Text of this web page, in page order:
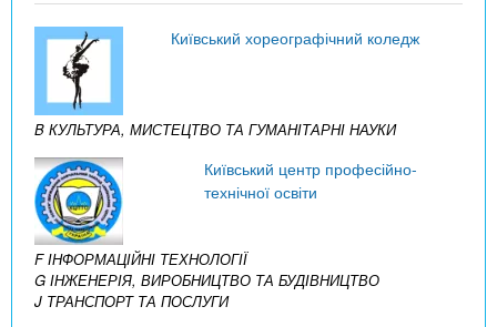
Київський хореографічний коледж
B КУЛЬТУРА, МИСТЕЦТВО ТА ГУМАНІТАРНІ НАУКИ
Київський центр професійно-
технічної освіти
F ІНФОРМАЦІЙНІ ТЕХНОЛОГІЇ
G ІНЖЕНЕРІЯ, ВИРОБНИЦТВО ТА БУДІВНИЦТВО
J ТРАНСПОРТ ТА ПОСЛУГИ